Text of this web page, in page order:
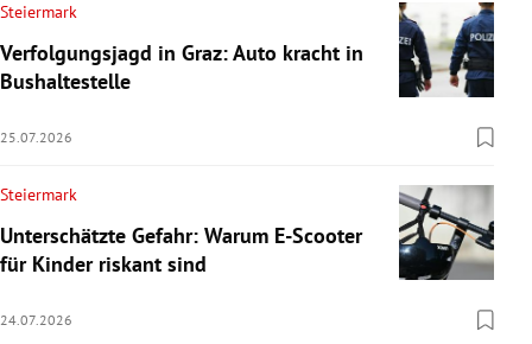
Steiermark
Verfolgungsjagd in Graz: Auto kracht in
Bushaltestelle
25.07.2026
Steiermark
Unterschätzte Gefahr: Warum E-Scooter
für Kinder riskant sind
24.07.2026